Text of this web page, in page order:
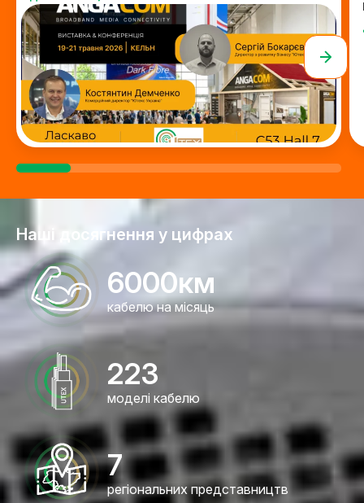
Наші досягнення у цифрах
6000км
кабелю на місяць
223
моделі кабелю
7
регіональних представництв